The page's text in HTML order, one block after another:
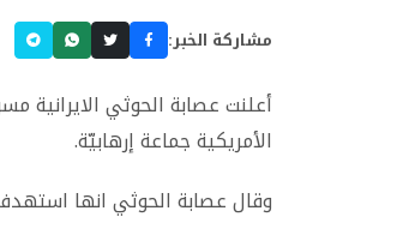
مشاركة الخبر:
أعلنت عصابة الحوثي الايرانية
الأمريكية جماعة إرهابيّة.
وقال عصابة الحوثي انها